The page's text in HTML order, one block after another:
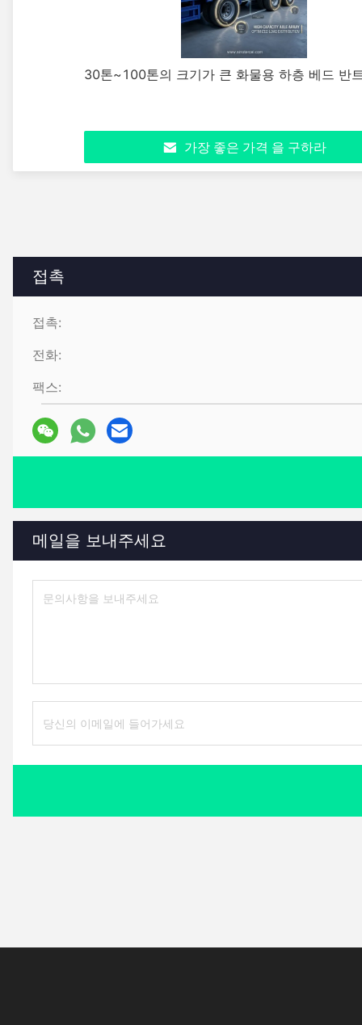
접촉
접촉:
전화:
팩스:
메일을 보내주세요
30톤~100톤의 크기가 큰 화물용 하층 베드 반
가장 좋은 가격 을 구하라